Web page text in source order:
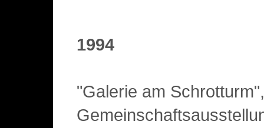
1994
"Galerie am